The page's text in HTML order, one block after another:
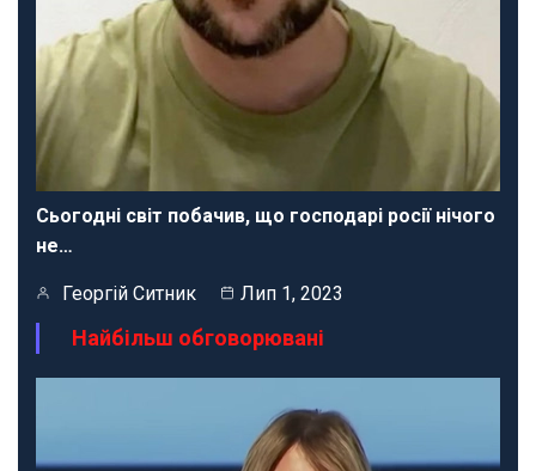
Сьогодні світ побачив, що господарі росії нічого
не…
Георгій Ситник Лип 1, 2023
Найбільш обговорювані